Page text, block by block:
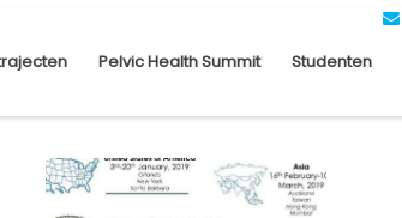
Pelvic Health Summit Studenten